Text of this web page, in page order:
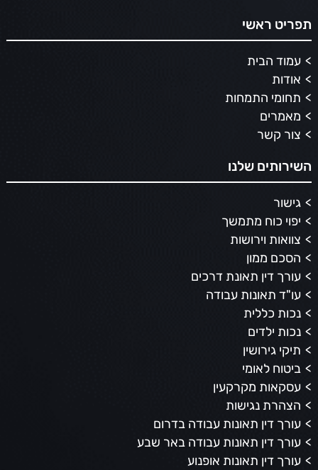
תפריט ראשי
עמוד הבית
אודות
תחומי התמחות
מאמרים
צור קשר
השירותים שלנו
גישור
יפוי כוח מתמשך
צוואות וירושות
הסכם ממון
עורך דין תאונת דרכים
עו"ד תאונות עבודה
נכות כללית
נכות ילדים
תיקי גירושין
ביטוח לאומי
עסקאות מקרקעין
הצהרת נגישות
עורך דין תאונות עבודה בדרום
עורך דין תאונות עבודה באר שבע
עורך דין תאונות אופנוע